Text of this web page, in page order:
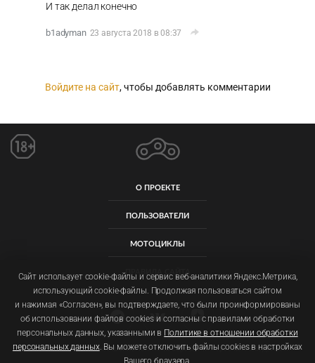
И так делал конечно
b1adyman 23 августа 2018 в 08:37
Войдите на сайт, чтобы добавлять комментарии
О ПРОЕКТЕ
ПОЛЬЗОВАТЕЛИ
МОТОЦИКЛЫ
ПРАВИЛА САЙТА
Пользовательское соглашениеПолитика обработки персональных данных
Сайт использует cookie-файлы и сервис веб-аналитики Яндекс.Метрика,
использующий cookie-файлы. Продолжая пользоваться сайтом
и нажимая «Согласен», вы подтверждаете, что были проинформированы
об использовании файлов cookies и согласны с правилами обработки
персональных данных, указанными в Политике в отношении обработки
персональных данных. Вы можете отключить файлы cookies в настройках
Вашего браузера.